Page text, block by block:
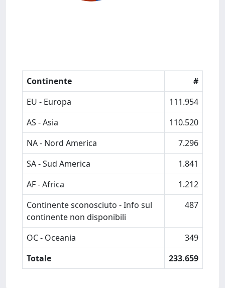
Continente
#
EU - Europa
111.954
AS - Asia
110.520
NA - Nord America
7.296
SA - Sud America
1.841
AF - Africa
1.212
Continente sconosciuto - Info sul
continente non disponibili
487
OC - Oceania
349
Totale
233.659